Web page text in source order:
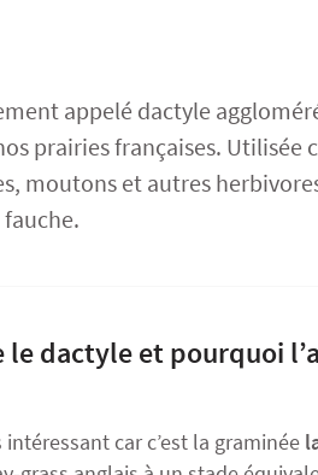
appelé dactyle
prairies françaises.
moutons et autres
fauche.
le dactyle et pourquoi
car c’est la graminée